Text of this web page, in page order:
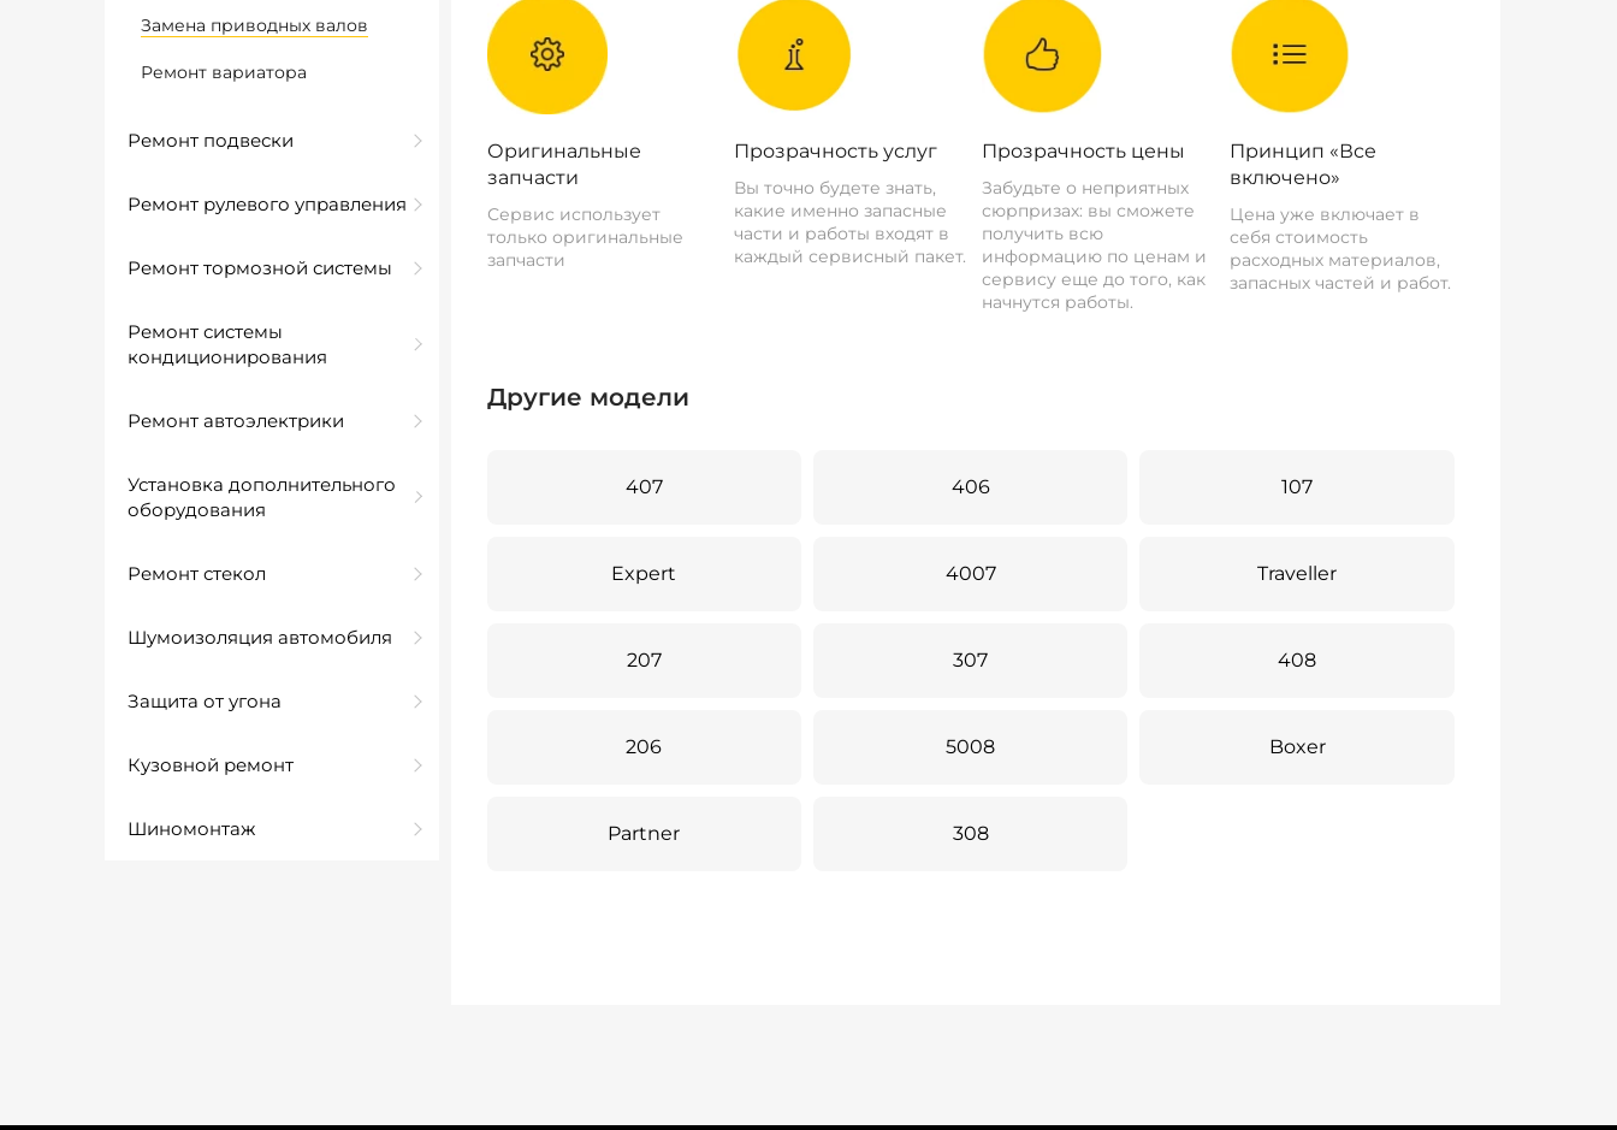
Замена приводных валов
Ремонт вариатора
Ремонт подвески
Ремонт рулевого управления
Ремонт тормозной системы
Ремонт системы
кондиционирования
Ремонт автоэлектрики
Установка дополнительного
оборудования
Ремонт стекол
Шумоизоляция автомобиля
Защита от угона
Кузовной ремонт
Шиномонтаж
Оригинальные
запчасти
Сервис использует
только оригинальные
запчасти
Прозрачность услуг
Вы точно будете знать,
какие именно запасные
части и работы входят в
каждый сервисный пакет.
Прозрачность цены
Забудьте о неприятных
сюрпризах: вы сможете
получить всю
информацию по ценам и
сервису еще до того, как
начнутся работы.
Принцип «Все
включено»
Цена уже включает в
себя стоимость
расходных материалов,
запасных частей и работ.
Другие модели
407 406 107
Expert 4007 Traveller
207 307 408
206 5008 Boxer
Partner 308